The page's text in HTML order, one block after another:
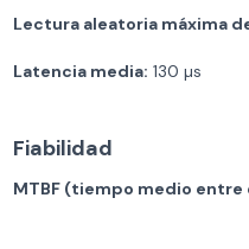
Lectura aleatoria máxima
Latencia media: 130 µs
Fiabilidad
MTBF (tiempo medio entre